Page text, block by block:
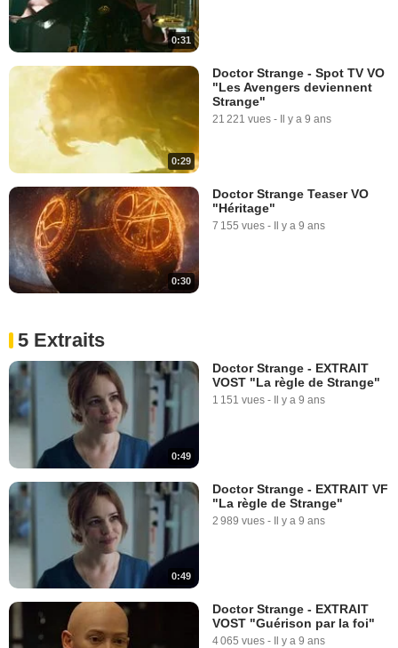
0:31
0:29
Doctor Strange - Spot TV VO
"Les Avengers deviennent
Strange"
21 221 vues - Il y a 9 ans
0:30
Doctor Strange Teaser VO
"Héritage"
7 155 vues - Il y a 9 ans
5 Extraits
0:49
Doctor Strange - EXTRAIT
VOST "La règle de Strange"
1 151 vues - Il y a 9 ans
0:49
Doctor Strange - EXTRAIT VF
"La règle de Strange"
2 989 vues - Il y a 9 ans
Doctor Strange - EXTRAIT
VOST "Guérison par la foi"
4 065 vues - Il y a 9 ans